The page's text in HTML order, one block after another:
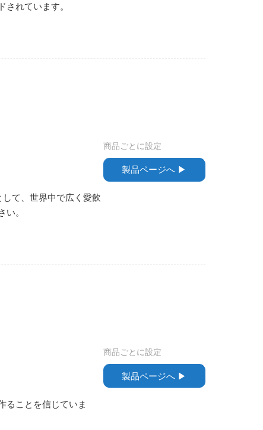
れています。
て、世界中で広く愛飲
。
商品ごとに設定
製品ページへ ▶︎
ることを信じていま
商品ごとに設定
製品ページへ ▶︎